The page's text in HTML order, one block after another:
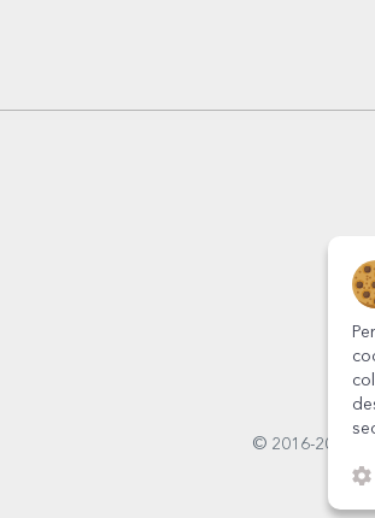
© 2016-2026